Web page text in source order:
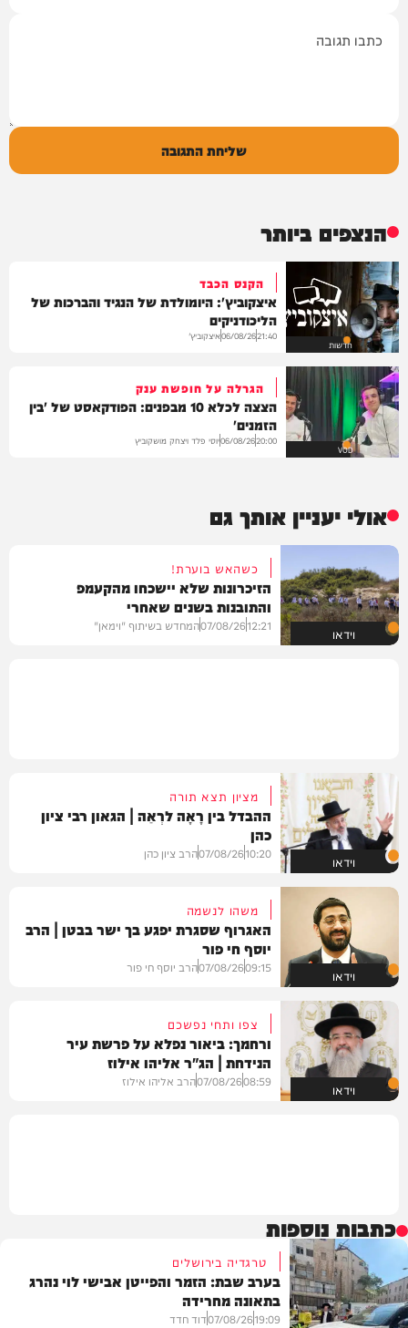
שליחת התגובה
הנצפים ביותר
חדשות
הקנס הכבד
איצקוביץ': היומולדת של הנגיד והברכות של
הליכודניקים
21:40
06/08/26איצקוביץ'
VOD
הגרלה על חופשת ענק
הצצה לכלא 10 מבפנים: הפודקאסט של 'בין
הזמנים'
20:00
06/08/26יוסי פלד ויצחק מושקוביץ
אולי יעניין אותך גם
וידאו
כשהאש בוערת!
הזיכרונות שלא יישכחו מהקעמפ
והתובנות בשנים שאחרי
12:21
07/08/26המחדש בשיתוף "וימאן"
וידאו
מציון תצא תורה
ההבדל בין רָאָה לרְאֵה | הגאון רבי ציון
כהן
10:20
07/08/26הרב ציון כהן
וידאו
משהו לנשמה
האגרוף שסגרת יפגע בך ישר בבטן | הרב
יוסף חי פור
09:15
07/08/26הרב יוסף חי פור
וידאו
צפו ותחי נפשכם
ורחמך: ביאור נפלא על פרשת עיר
הנידחת | הג"ר אליהו אילוז
08:59
07/08/26הרב אליהו אילוז
כתבות נוספות
טרגדיה בירושלים
בערב שבת: הזמר והפייטן אבישי לוי נהרג
בתאונה מחרידה
19:09
07/08/26דוד חדד